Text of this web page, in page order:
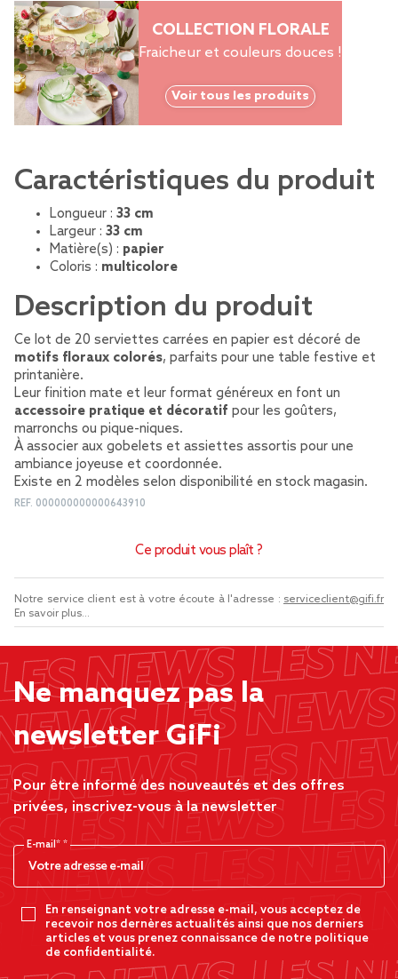
COLLECTION FLORALE
Fraicheur et couleurs douces !
Voir tous les produits
Caractéristiques du produit
Longueur : 33 cm
Largeur : 33 cm
Matière(s) : papier
Coloris : multicolore
Description du produit
Ce lot de 20 serviettes carrées en papier est décoré de
motifs floraux colorés, parfaits pour une table festive et
printanière.
Leur finition mate et leur format généreux en font un
accessoire pratique et décoratif pour les goûters,
marronchs ou pique-niques.
À associer aux gobelets et assiettes assortis pour une
ambiance joyeuse et coordonnée.
Existe en 2 modèles selon disponibilité en stock magasin.
REF. 000000000000643910
Ce produit vous plaît ?
Notre service client est à votre écoute à l'adresse : serviceclient@gifi.fr
En savoir plus...
Ne manquez pas la
newsletter GiFi
Pour être informé des nouveautés et des offres
privées, inscrivez-vous à la newsletter
E-mail*
En renseignant votre adresse e-mail, vous acceptez de
recevoir nos dernères actualités ainsi que nos derniers
articles et vous prenez connaissance de notre politique
de confidentialité.